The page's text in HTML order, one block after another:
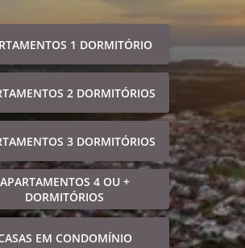
1 DORMITÓRIO
2 DORMITÓRIOS
3 DORMITÓRIOS
APARTAMENTOS 4 OU +
DORMITÓRIOS
EM CONDOMÍNIO